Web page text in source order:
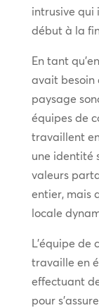
intrusive qui
début à la
En tant
avait besoin
paysage
équipes de
travaillent
une identité
valeurs
entier, mais
locale
L’équipe de
travaille en
effectuant
pour